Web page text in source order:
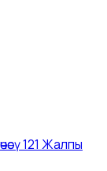
121 Жалпы